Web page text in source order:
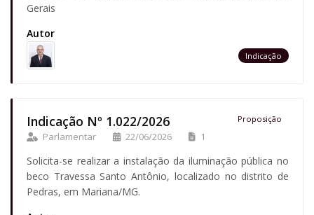
Gerais
Autor
Indicação
Indicação Nº 1.022/2026 Proposição
Parlamentar 22/06/2026 1
Solicita-se realizar a instalação da iluminação pública no
beco Travessa Santo Antônio, localizado no distrito de
Pedras, em Mariana/MG.